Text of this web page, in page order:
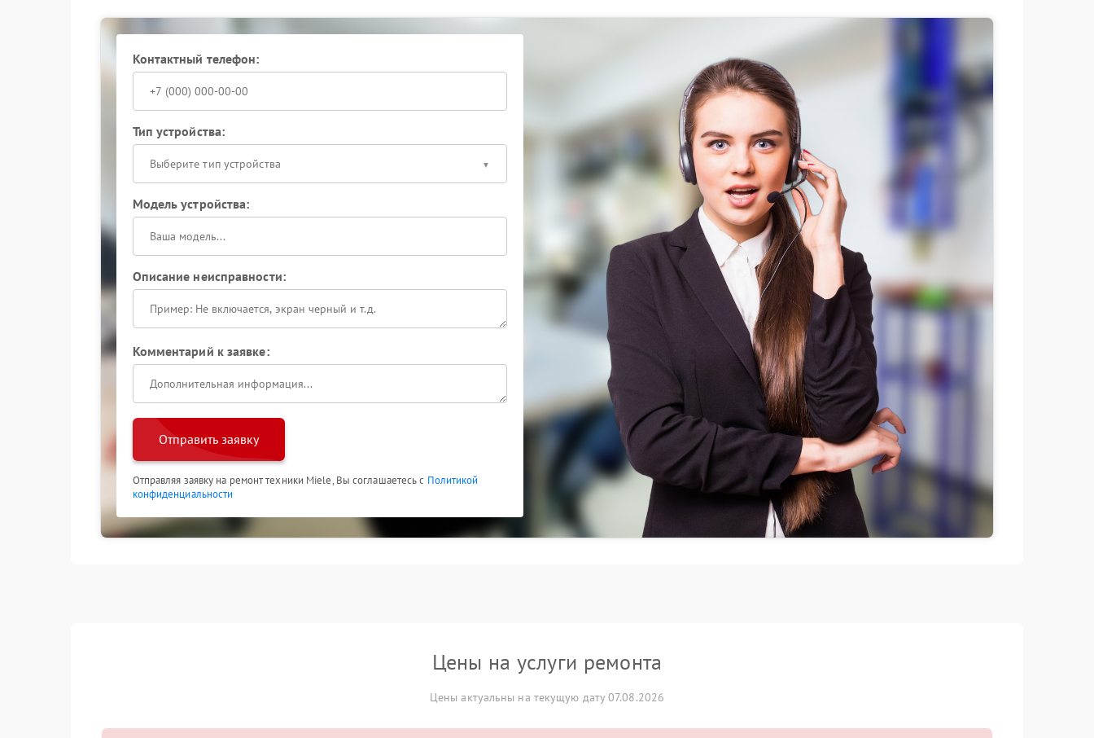
Контактный телефон:
Тип устройства:
Выберите тип устройства
Модель устройства:
Описание неисправности:
Комментарий к заявке:
Отправить заявку
Отправляя заявку на ремонт техники Miele, Вы соглашаетесь с Политикой
конфиденциальности
Цены на услуги ремонта
Цены актуальны на текущую дату 07.08.2026